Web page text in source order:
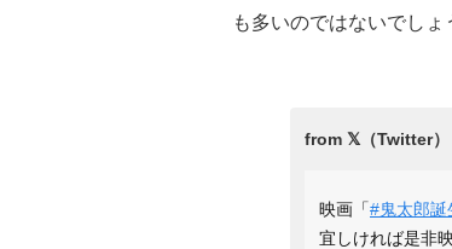
も多いのではないでしょ
映画「#鬼太郎誕
宜しければ是非